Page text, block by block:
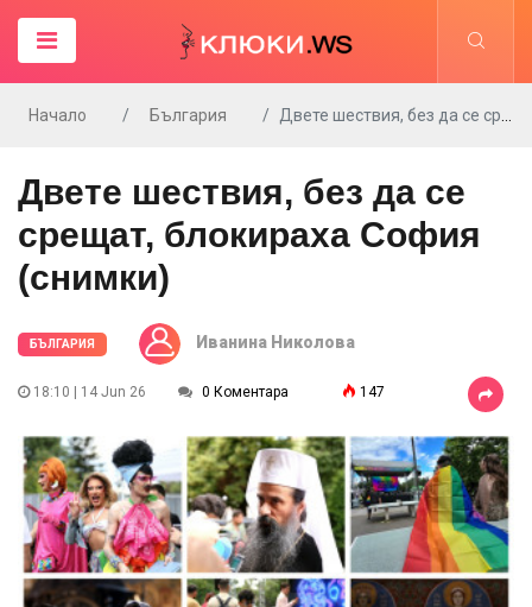
Начало България Двете шествия, без да се срещат, блокираха София (снимки)
Двете шествия, без да се
срещат, блокираха София
(снимки)
БЪЛГАРИЯ Иванина Николова
18:10 | 14 Jun 26 0 Коментара 147